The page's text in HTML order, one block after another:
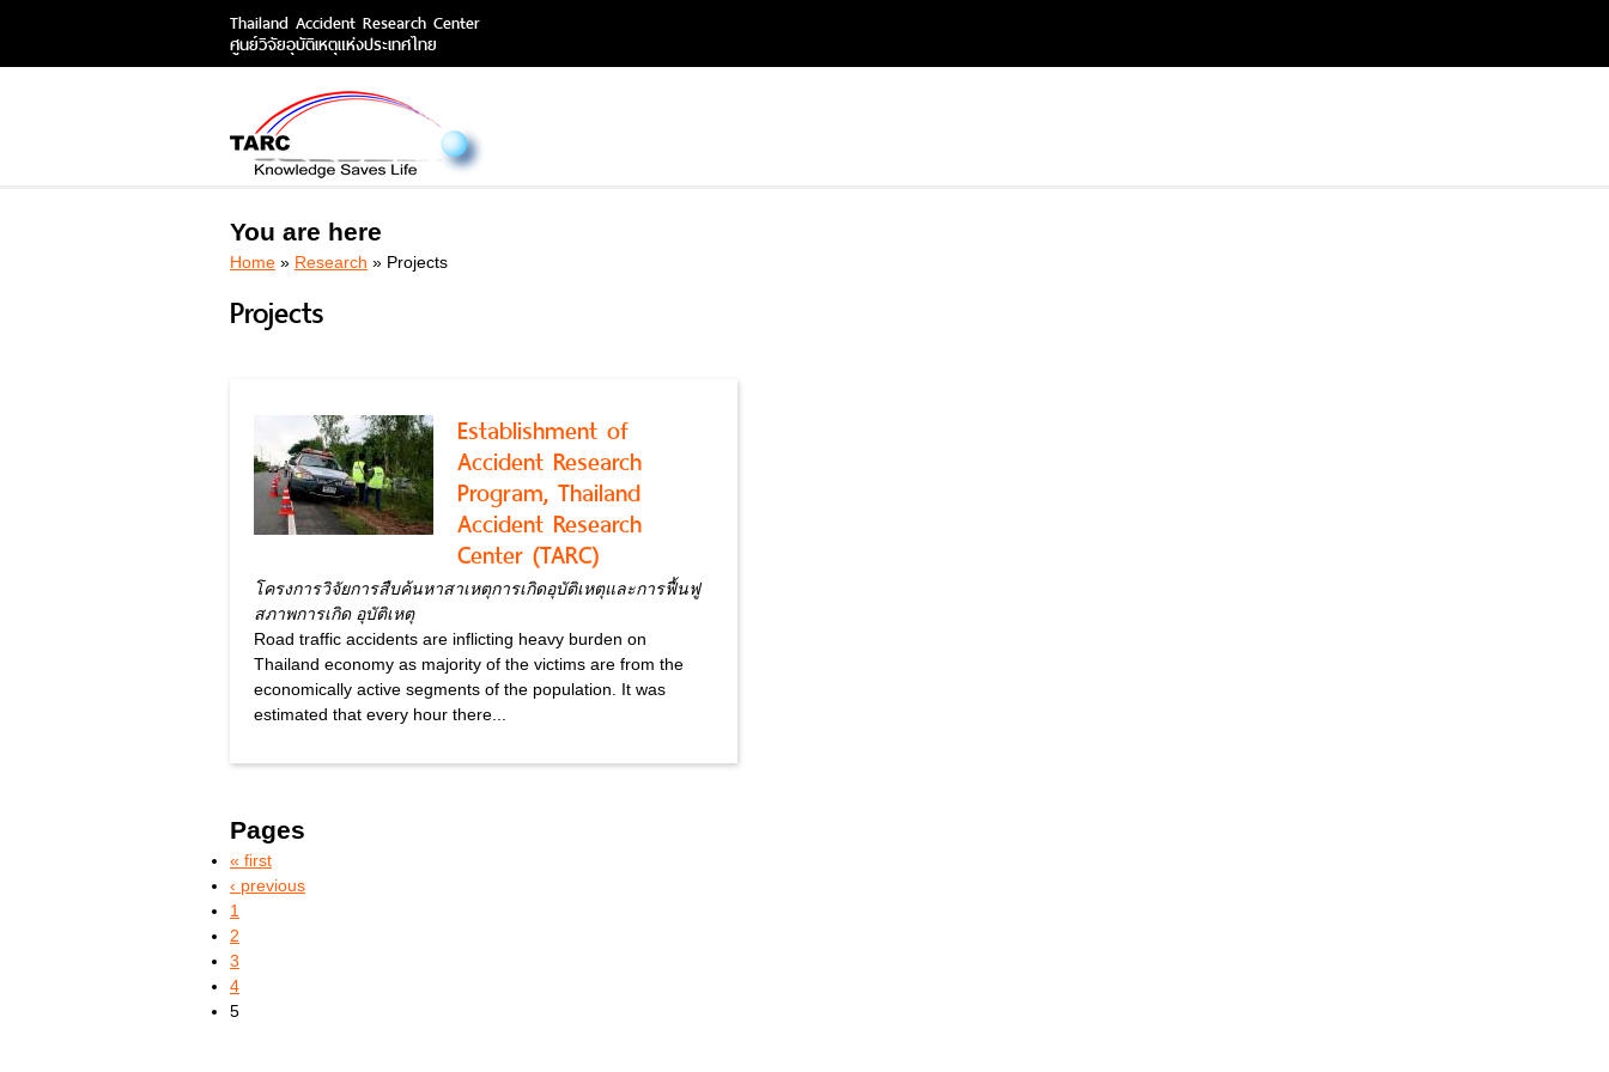
Thailand Accident Research Center
ศูนย์วิจัยอุบัติเหตุแห่งประเทศไทย
You are here
Home » Research » Projects
Projects
Establishment of
Accident Research
Program, Thailand
Accident Research
Center (TARC)
โครงการวิจัยการสืบค้นหาสาเหตุการเกิดอุบัติเหตุและการฟื้นฟู
สภาพการเกิด อุบัติเหตุ
Road traffic accidents are inflicting heavy burden on
Thailand economy as majority of the victims are from the
economically active segments of the population. It was
estimated that every hour there...
Pages
« first
‹ previous
1
2
3
4
5